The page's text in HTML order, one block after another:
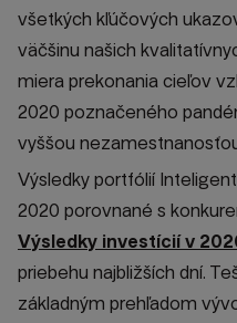
všetkých kľúčových
väčšinu našich
miera prekonania cieľov
2020 poznačeného
vyššou
Výsledky portfólií
2020 porovnané s
Výsledky investícií v
priebehu najbližších dní.
základným prehľadom